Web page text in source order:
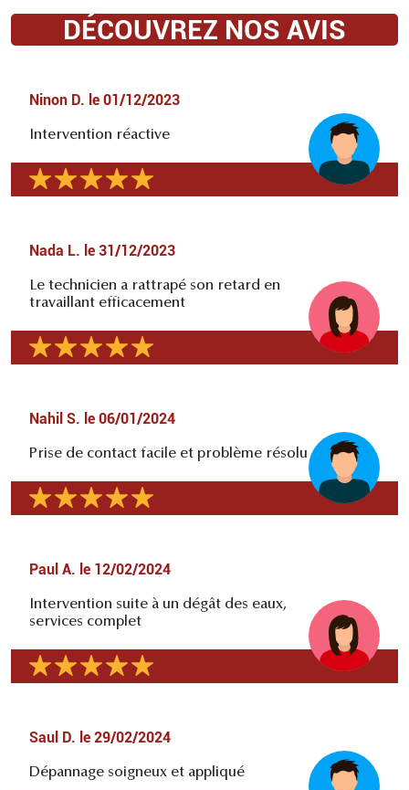
DÉCOUVREZ NOS AVIS
Ninon D. le 01/12/2023
Intervention réactive
Nada L. le 31/12/2023
Le technicien a rattrapé son retard en
travaillant efficacement
Nahil S. le 06/01/2024
Prise de contact facile et problème résolu
Paul A. le 12/02/2024
Intervention suite à un dégât des eaux,
services complet
Saul D. le 29/02/2024
Dépannage soigneux et appliqué